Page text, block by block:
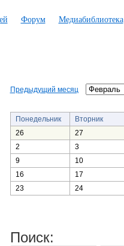
Форум Медиабиблиотека
Предыдущий месяц
Понедельник
Вторник
26
27
2
3
9
10
16
17
23
24
Поиск: